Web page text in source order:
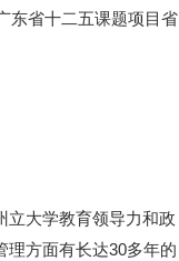
东省十二五课题项目省
立大学教育领导力和政
理方面有长达30多年的